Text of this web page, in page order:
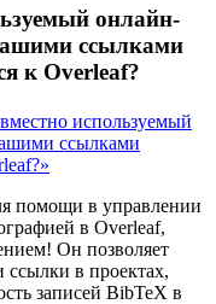
онлайн-
ссылками
к Overleaf?
используемый
ссылками
помощи в управлении
в Overleaf,
Он позволяет
ссылки в проектах,
записей BibTeX в